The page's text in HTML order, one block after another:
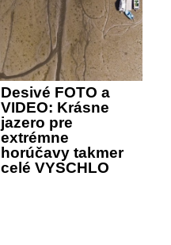
Desivé FOTO a
VIDEO: Krásne
jazero pre
extrémne
horúčavy takmer
celé VYSCHLO